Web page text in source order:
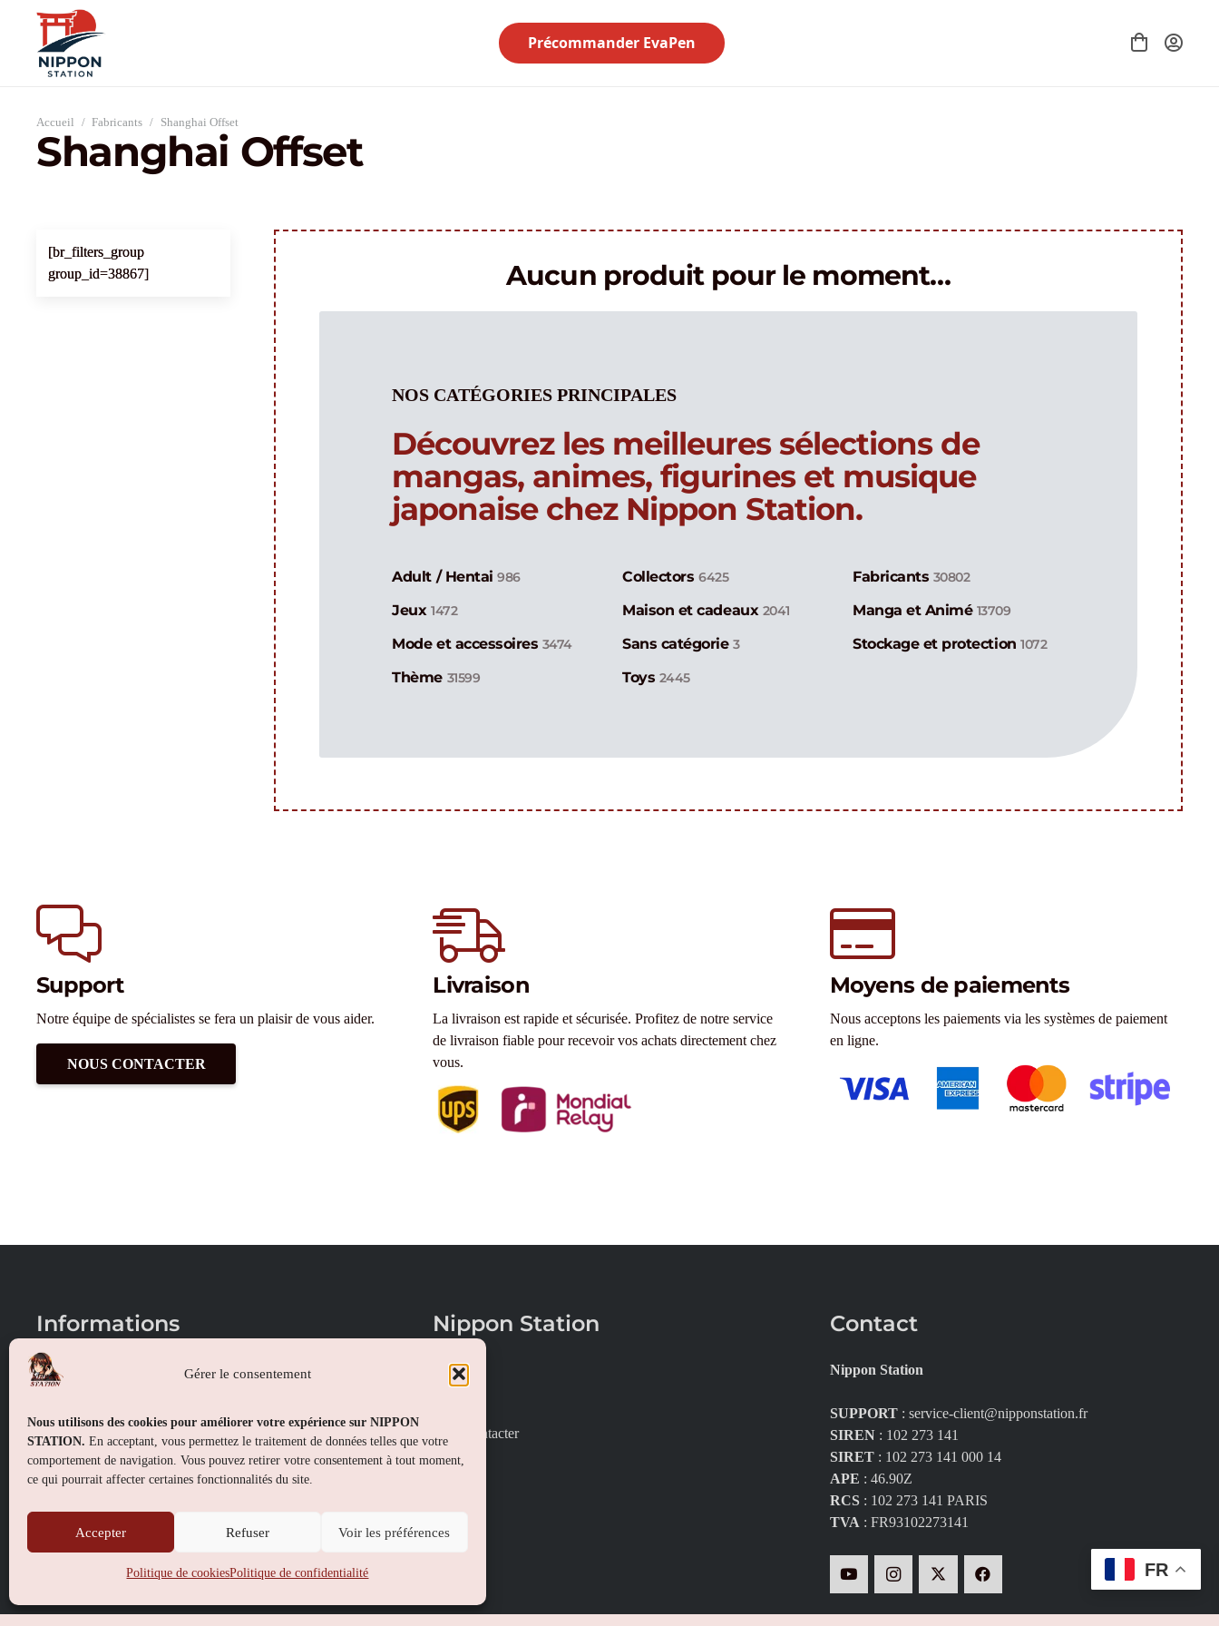
Gérer le consentement
Nous utilisons des cookies pour améliorer votre expérience sur NIPPON
STATION. En acceptant, vous permettez le traitement de données telles que votre
comportement de navigation. Vous pouvez retirer votre consentement à tout moment,
ce qui pourrait affecter certaines fonctionnalités du site.
Accepter Refuser Voir les préférences
Politique de cookiesPolitique de confidentialité
Précommander EvaPen
Accueil / Fabricants / Shanghai Offset
Shanghai Offset
[br_filters_group
group_id=38867]
Aucun produit pour le moment…
NOS CATÉGORIES PRINCIPALES
Découvrez les meilleures sélections de
mangas, animes, figurines et musique
japonaise chez Nippon Station.
Adult / Hentai986 Collectors 6425 Fabricants 30802
Jeux 1472 Maison et cadeaux 2041 Manga et Animé 13709
Mode et accessoires 3474 Sans catégorie3 Stockage et protection1072
Thème 31599 Toys 2445
Support
Notre équipe de spécialistes se fera un plaisir de vous aider.
NOUS CONTACTER
Livraison
La livraison est rapide et sécurisée. Profitez de notre service
de livraison fiable pour recevoir vos achats directement chez
vous.
Moyens de paiements
Nous acceptons les paiements via les systèmes de paiement
en ligne.
Informations
Conditions générales de vente
Politique de confidentialité
Politique de cookies (UE)
Nippon Station
À propos
Nous contacter
Contact
Nippon Station
SUPPORT: service-client@nipponstation.fr
SIREN: 102 273 141
SIRET: 102 273 141 000 14
APE : 46.90Z
RCS: 102 273 141 PARIS
TVA: FR93102273141
FR